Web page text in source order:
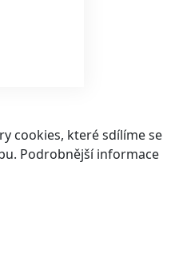
cookies, které sdílíme se
Podrobnější informace